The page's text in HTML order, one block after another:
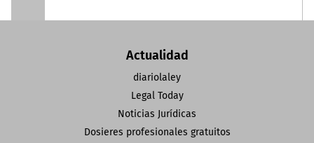
Actualidad
diariolaley
Legal Today
Noticias Jurídicas
Dosieres profesionales gratuitos